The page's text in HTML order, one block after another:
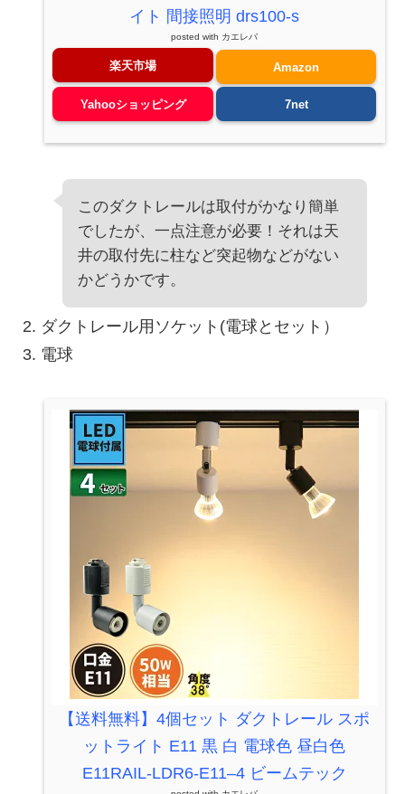
イト 間接照明 drs100-s
posted with カエレバ
楽天市場 Amazon
Yahooショッピング 7net
このダクトレールは取付がかなり簡単
でしたが、一点注意が必要！それは天
井の取付先に柱など突起物などがない
かどうかです。
ダクトレール用ソケット(電球とセット）
電球
【送料無料】4個セット ダクトレール スポ
ットライト E11 黒 白 電球色 昼白色
E11RAIL-LDR6-E11–4 ビームテック